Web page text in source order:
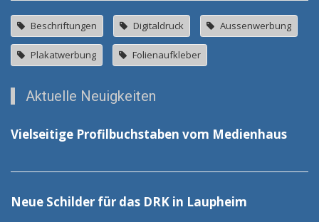
Beschriftungen Digitaldruck Aussenwerbung
Plakatwerbung Folienaufkleber
Aktuelle Neuigkeiten
Vielseitige Profilbuchstaben vom Medienhaus
Neue Schilder für das DRK in Laupheim